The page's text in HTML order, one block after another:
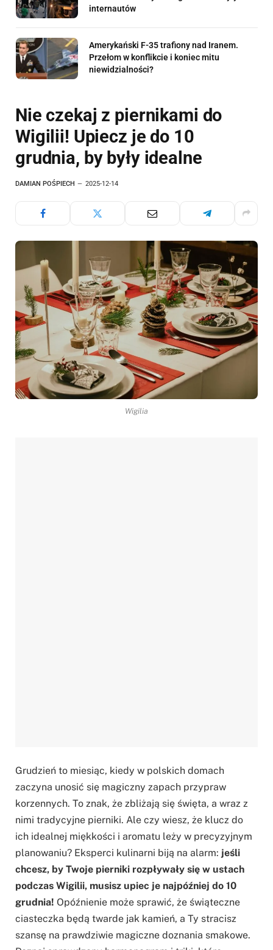
internautów
Amerykański F-35 trafiony nad Iranem.
Przełom w konflikcie i koniec mitu
niewidzialności?
Nie czekaj z piernikami do
Wigilii! Upiecz je do 10
grudnia, by były idealne
DAMIAN POŚPIECH 2025-12-14
Wigilia
Grudzień to miesiąc, kiedy w polskich domach
zaczyna unosić się magiczny zapach przypraw
korzennych. To znak, że zbliżają się święta, a wraz z
nimi tradycyjne pierniki. Ale czy wiesz, że klucz do
ich idealnej miękkości i aromatu leży w precyzyjnym
planowaniu? Eksperci kulinarni biją na alarm: jeśli
chcesz, by Twoje pierniki rozpływały się w ustach
podczas Wigilii, musisz upiec je najpóźniej do 10
grudnia! Opóźnienie może sprawić, że świąteczne
ciasteczka będą twarde jak kamień, a Ty stracisz
szansę na prawdziwie magiczne doznania smakowe.